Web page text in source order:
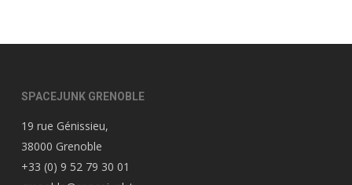
SPACEJUNK GRENOBLE
19 rue Génissieu,
38000 Grenoble
+33 (0) 9 52 79 30 01